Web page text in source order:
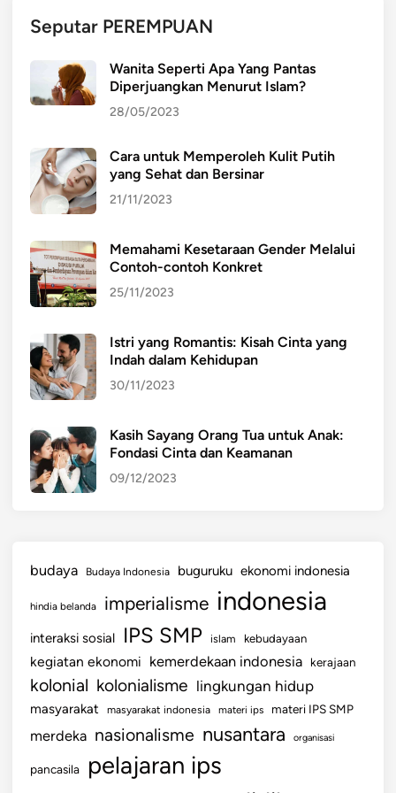
a
y
Seputar PEREMPUAN
Wanita Seperti Apa Yang Pantas
Diperjuangkan Menurut Islam?
28/05/2023
Cara untuk Memperoleh Kulit Putih
yang Sehat dan Bersinar
21/11/2023
Memahami Kesetaraan Gender Melalui
Contoh-contoh Konkret
25/11/2023
Istri yang Romantis: Kisah Cinta yang
Indah dalam Kehidupan
30/11/2023
Kasih Sayang Orang Tua untuk Anak:
Fondasi Cinta dan Keamanan
09/12/2023
budaya Budaya Indonesia buguruku ekonomi indonesia
hindia belanda imperialisme indonesia
interaksi sosial IPS SMP islam kebudayaan
kegiatan ekonomi kemerdekaan indonesia kerajaan
kolonial kolonialisme lingkungan hidup
masyarakat masyarakat indonesia materi ips materi IPS SMP
merdeka nasionalisme nusantara organisasi
pancasila
pelajaran ips